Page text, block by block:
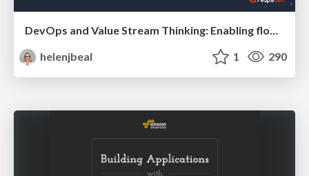
DevOps and Value Stream Thinking: Enabling flow, efficiency and business value
helenjbeal
1 290